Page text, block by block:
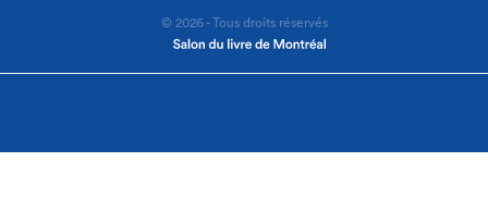
© 2026 - Tous droits réservés